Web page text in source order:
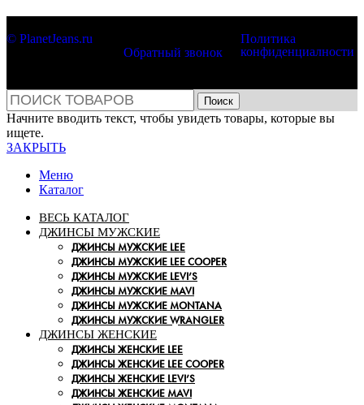
© PlanetJeans.ru
Обратный звонок
Политика
конфиденциалности
Поиск
Начните вводить текст, чтобы увидеть товары, которые вы
ищете.
ЗАКРЫТЬ
Меню
Каталог
ВЕСЬ КАТАЛОГ
ДЖИНСЫ МУЖСКИЕ
ДЖИНСЫ МУЖСКИЕ LEE
ДЖИНСЫ МУЖСКИЕ LEE COOPER
ДЖИНСЫ МУЖСКИЕ LEVI’S
ДЖИНСЫ МУЖСКИЕ MAVI
ДЖИНСЫ МУЖСКИЕ MONTANA
ДЖИНСЫ МУЖСКИЕ WRANGLER
ДЖИНСЫ ЖЕНСКИЕ
ДЖИНСЫ ЖЕНСКИЕ LEE
ДЖИНСЫ ЖЕНСКИЕ LEE COOPER
ДЖИНСЫ ЖЕНСКИЕ LEVI’S
ДЖИНСЫ ЖЕНСКИЕ MAVI